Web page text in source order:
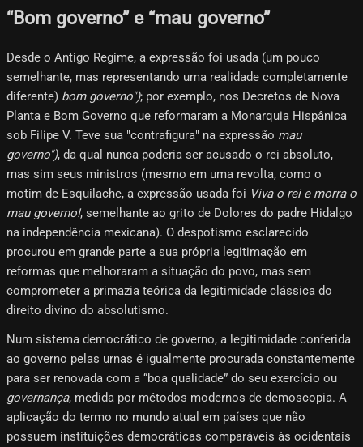
“Bom governo” e “mau governo”
Desde o Antigo Regime, a expressão foi usada (um pouco
semelhante, mas representando uma realidade completamente
diferente) bom governo"); por exemplo, nos Decretos de Nova
Planta e Bom Governo que reformaram a Monarquia Hispânica
sob Filipe V. Teve sua "contrafigura" na expressão mau
governo"), da qual nunca poderia ser acusado o rei absoluto,
mas sim seus ministros (mesmo em uma revolta, como o
motim de Esquilache, a expressão usada foi Viva o rei e morra o
mau governo!, semelhante ao grito de Dolores do padre Hidalgo
na independência mexicana). O despotismo esclarecido
procurou em grande parte a sua própria legitimação em
reformas que melhoraram a situação do povo, mas sem
comprometer a primazia teórica da legitimidade clássica do
direito divino do absolutismo.
Num sistema democrático de governo, a legitimidade conferida
ao governo pelas urnas é igualmente procurada constantemente
para ser renovada com a “boa qualidade” do seu exercício ou
governança, medida por métodos modernos de demoscopia. A
aplicação do termo no mundo atual em países que não
possuem instituições democráticas comparáveis ​​às ocidentais